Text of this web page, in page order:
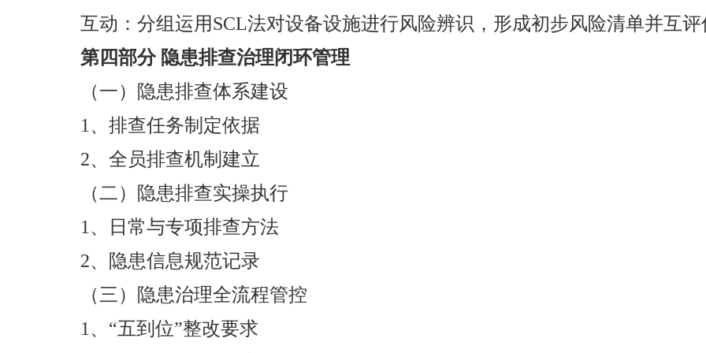
互动：分组运用SCL法对设备设施进行风险辨识，形成初步风险清单并互评
第四部分 隐患排查治理闭环管理
（一）隐患排查体系建设
1、排查任务制定依据
2、全员排查机制建立
（二）隐患排查实操执行
1、日常与专项排查方法
2、隐患信息规范记录
（三）隐患治理全流程管控
1、“五到位”整改要求